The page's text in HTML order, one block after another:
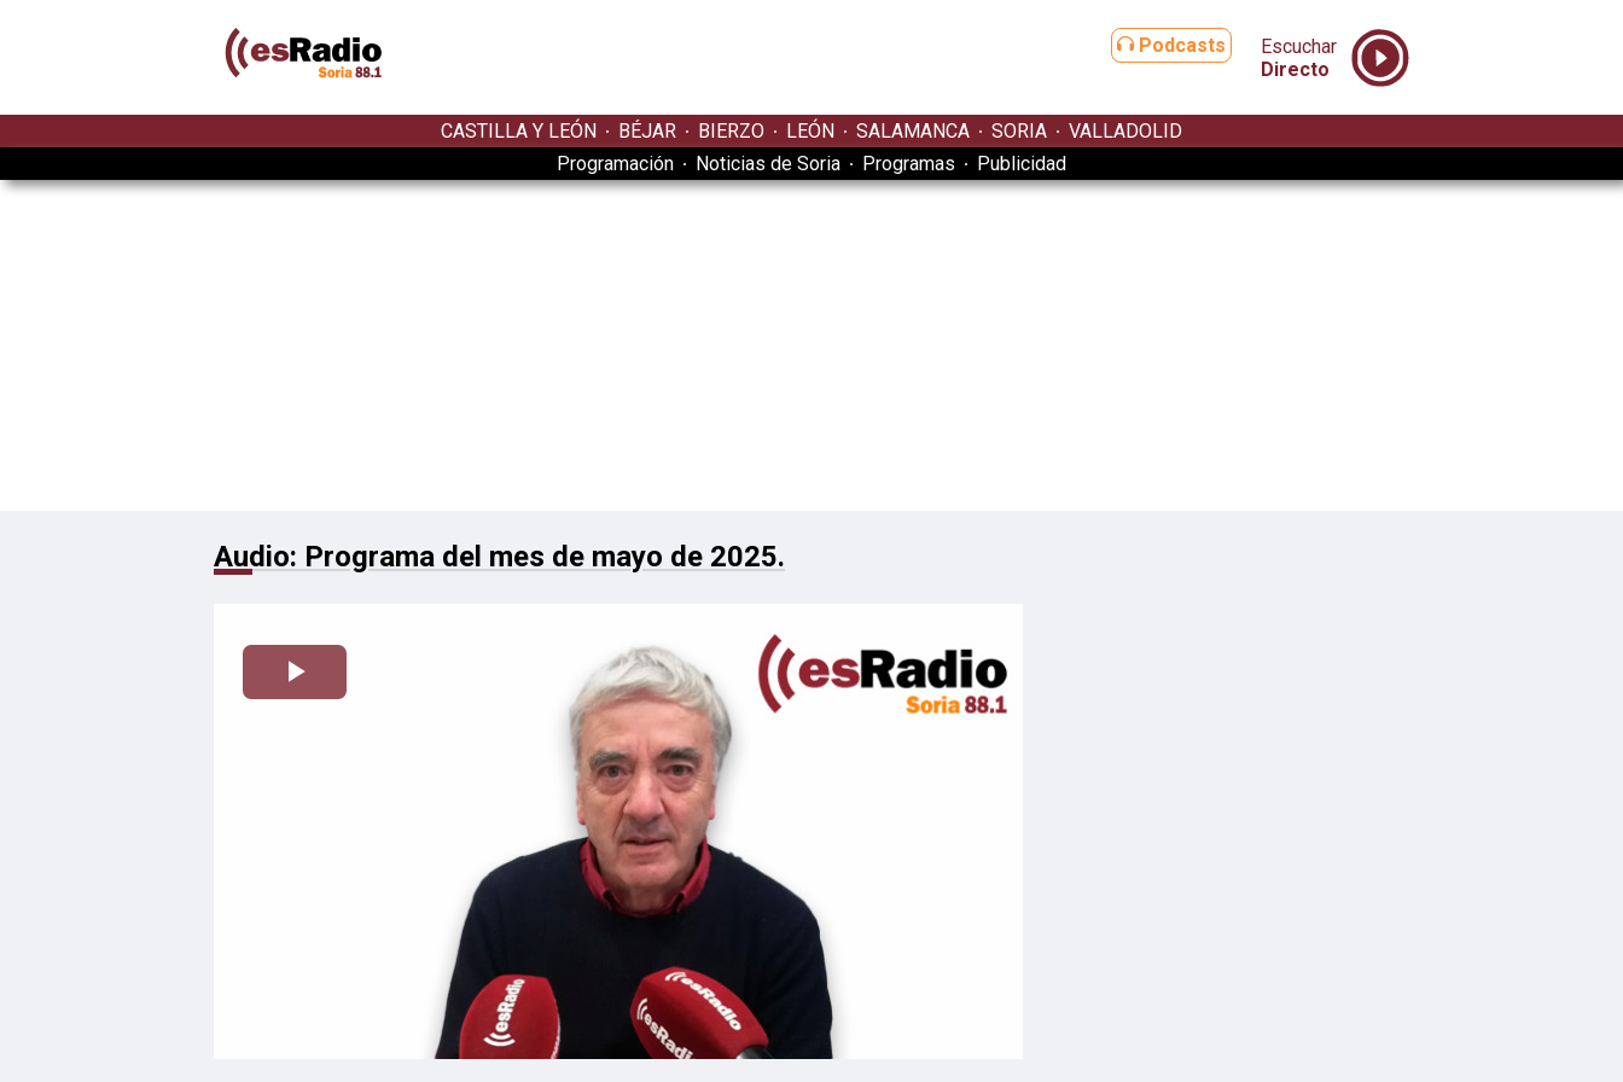
Podcasts
Escuchar
Directo
CASTILLA Y LEÓN BÉJAR BIERZO LEÓN SALAMANCA SORIA
VALLADOLID
Programación
Noticias de Soria Programas Publicidad
Audio: Programa del mes de mayo de 2025.
Reproducir